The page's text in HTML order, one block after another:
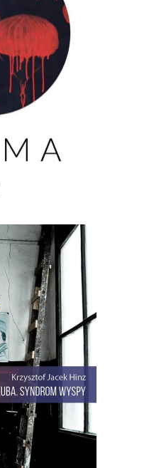
Nie ma
ma miłości. Nie
Nie ma
ma komisji. Nie
Nie […]
zł
Jacek Hinz –
WYSPY
swoją
dniu, w którym
komunikat, że
rewolucji.
o polskim
„Granmie” sam
wyspy to
wyspie Fidela […]
zł